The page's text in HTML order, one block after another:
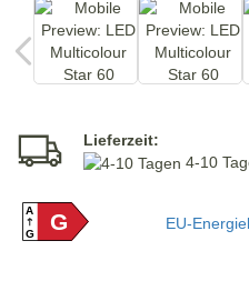
Lieferzeit:
4-10
A
GG EU-